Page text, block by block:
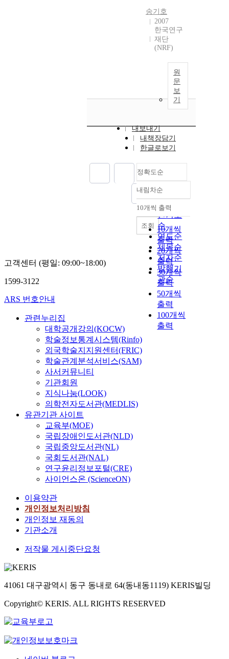
송기호
2007
한국연구
재단
(NRF)
원
문
보
기
내보내기
내책장담기
한글로보기
정확도순
정확도
순
인기도
순
연도순
제목순
저자순
발행기
관순
내림차순
내림차순
10개씩 출력
10개씩
출력
20개씩
출력
30개씩
출력
50개씩
출력
100개씩
출력
조회
고객센터 (평일: 09:00~18:00)
1599-3122
ARS 번호안내
관련누리집
대학공개강의(KOCW)
학술정보통계시스템(Rinfo)
외국학술지지원센터(FRIC)
학술관계분석서비스(SAM)
사서커뮤니티
기관회원
지식나눔(LOOK)
의학전자도서관(MEDLIS)
유관기관 사이트
교육부(MOE)
국립장애인도서관(NLD)
국립중앙도서관(NL)
국회도서관(NAL)
연구윤리정보포털(CRE)
사이언스온 (ScienceON)
이용약관
개인정보처리방침
개인정보 재동의
기관소개
저작물 게시중단요청
41061 대구광역시 동구 동내로 64(동내동1119) KERIS빌딩
Copyright© KERIS. ALL RIGHTS RESERVED